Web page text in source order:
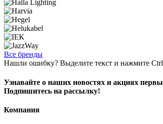
Все бренды
Нашли ошибку? Выделите текст и нажмите
Узнавайте о наших новостях и акциях
Подпишитесь на рассылку!
Компания